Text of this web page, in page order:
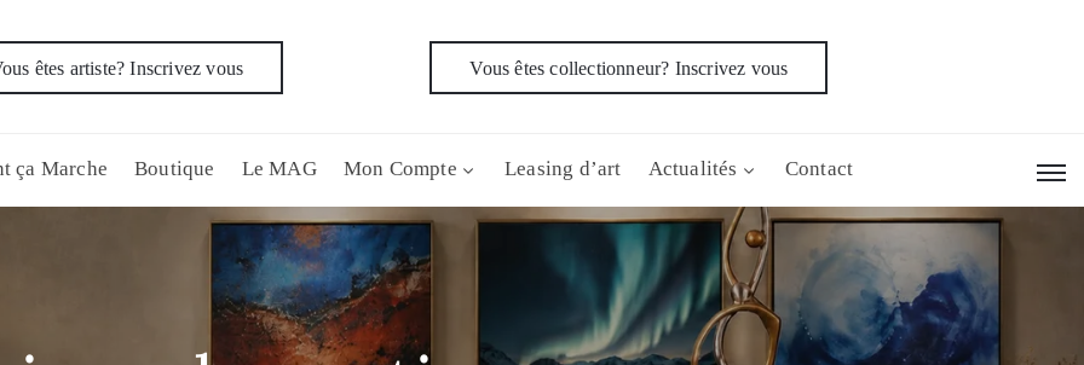
êtes artiste? Inscrivez vous Vous êtes collectionneur? Inscrivez vous
ça Marche Boutique Le MAG Mon Compte Leasing d’art Actualités Contact